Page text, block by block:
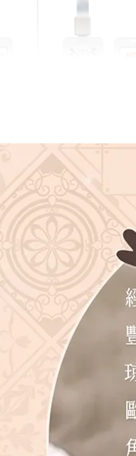
- +
縮卡扣) CSAA05
NT$ 214
NT$ 225